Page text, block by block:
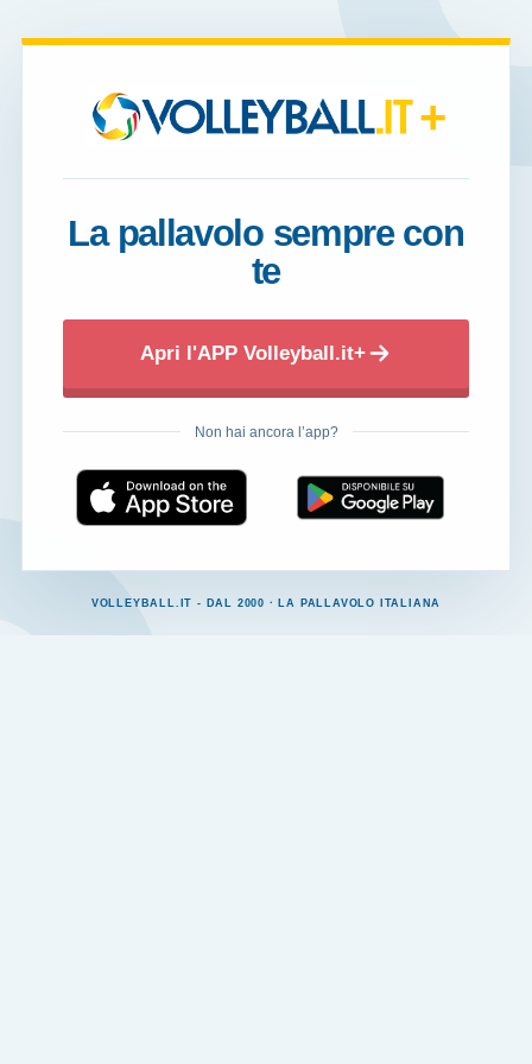
+
La pallavolo sempre con
te
Apri l'APP Volleyball.it+
Non hai ancora l’app?
VOLLEYBALL.IT - DAL 2000 · LA PALLAVOLO ITALIANA